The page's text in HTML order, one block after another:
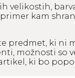
velikostih,
kam
predmet, ki ni
možnosti so
ki bo